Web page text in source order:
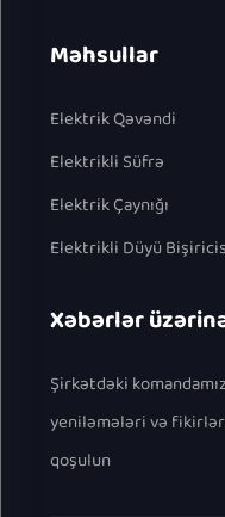
Məhsullar
Elektrik Qəvəndi
Elektrikli Süfrə
Elektrik Çaynığı
Elektrikli Düyü
Xəbərlər
Şirkətdəki
yeniləmələri və
qoşulun